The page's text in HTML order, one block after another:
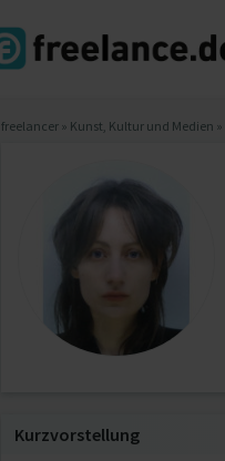
freelancer » Kunst, Kultur und Medien »
Kurzvorstellung